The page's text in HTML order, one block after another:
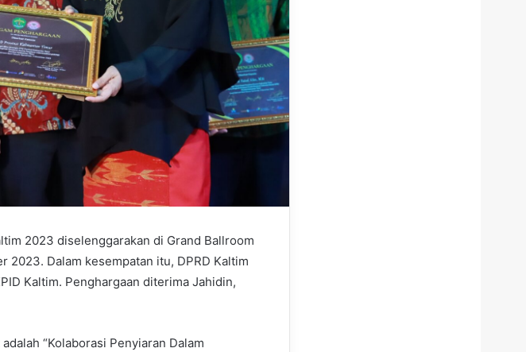
2023 diselenggarakan di Grand Ballroom
2023. Dalam kesempatan itu, DPRD Kaltim
Kaltim. Penghargaan diterima Jahidin,
“Kolaborasi Penyiaran Dalam